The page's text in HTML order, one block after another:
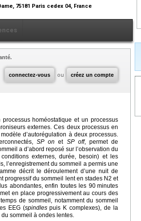
75181 Paris cedex 04, France
connectez-vous ou créez un compte
homéostatique et un processus
externes. Ces deux processus en
d’autorégulation à deux processus.
SP on et SP off, permet de
a d’abord reposé sur l’observation du
externes, durée, besoin) et les
l’enregistrement du sommeil a permis une
décrit le déroulement d’une nuit de
progressif du sommeil lent en stades N2 et
abondantes, enfin toutes les 90 minutes
en place progressivement au cours des
de sommeil, notamment du sommeil
EEG (spindlespuis K complexes), de la
sommeil à ondes lentes.